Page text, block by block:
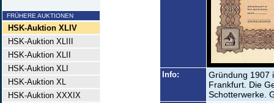
FRÜHERE AUKTIONEN
HSK-Auktion XLIV
HSK-Auktion XLIII
HSK-Auktion XLII
HSK-Auktion XLI
HSK-Auktion XL
HSK-Auktion XXXIX
Info:
Gründung 1907
Frankfurt. Die
Schotterwerke.